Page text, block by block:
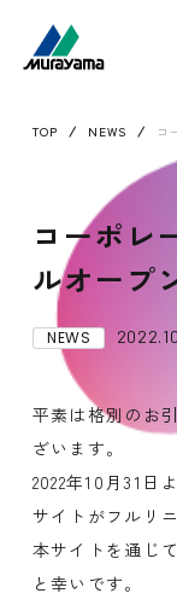
TOP NEWS コ
コーポレ
ルオープ
NEWS
平素は格別のお
ざいます。
2022年10月31日
サイトがフルリ
本サイトを通じ
と幸いです。